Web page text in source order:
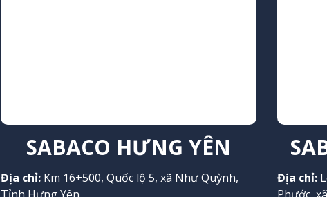
SABACO HƯNG YÊN
Địa chỉ:Km 16+500, Quốc lộ 5, xã Như Quỳnh,
Tỉnh Hưng Yên
Địa chỉ:
Phước,